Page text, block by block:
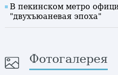
В пекинском метро
"двухъюаневая эпоха"
Фотогалерея